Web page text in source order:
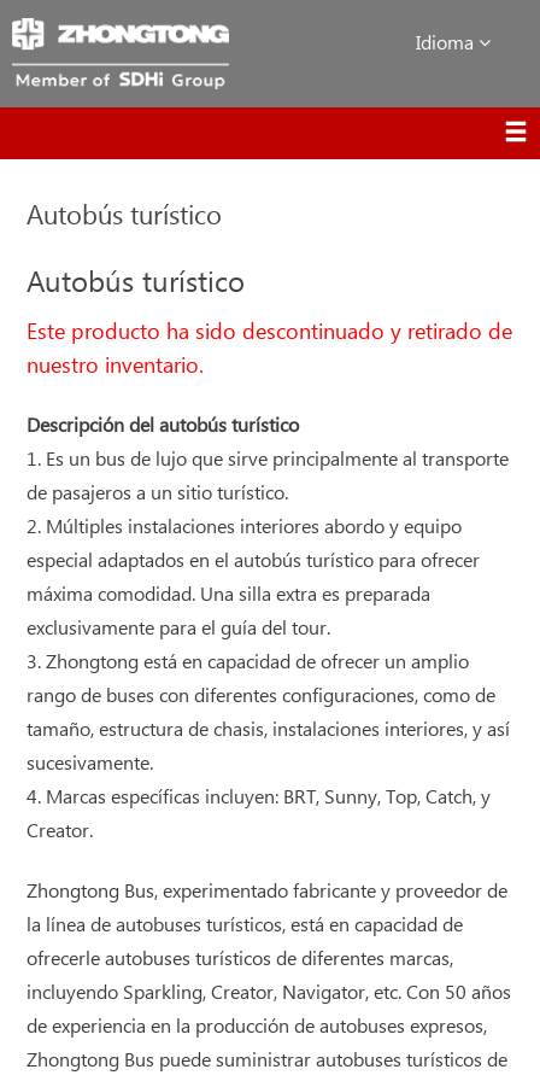
Idioma
Autobús turístico
Autobús turístico
Este producto ha sido descontinuado y retirado de
nuestro inventario.
Descripción del autobús turístico
1. Es un bus de lujo que sirve principalmente al transporte
de pasajeros a un sitio turístico.
2. Múltiples instalaciones interiores abordo y equipo
especial adaptados en el autobús turístico para ofrecer
máxima comodidad. Una silla extra es preparada
exclusivamente para el guía del tour.
3. Zhongtong está en capacidad de ofrecer un amplio
rango de buses con diferentes configuraciones, como de
tamaño, estructura de chasis, instalaciones interiores, y así
sucesivamente.
4. Marcas específicas incluyen: BRT, Sunny, Top, Catch, y
Creator.
Zhongtong Bus, experimentado fabricante y proveedor de
la línea de autobuses turísticos, está en capacidad de
ofrecerle autobuses turísticos de diferentes marcas,
incluyendo Sparkling, Creator, Navigator, etc. Con 50 años
de experiencia en la producción de autobuses expresos,
Zhongtong Bus puede suministrar autobuses turísticos de